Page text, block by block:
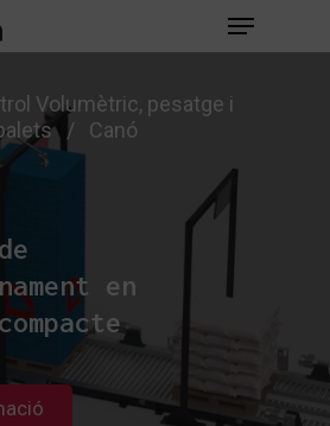
Menu
Volumètric, pesatge i
/ Canó
en